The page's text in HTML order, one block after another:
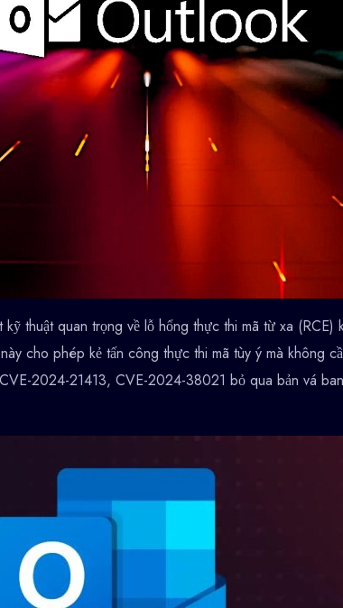
thuật quan trọng về lỗ hổng thực thi mã từ xa
cho phép kẻ tấn công thực thi mã tùy ý mà không
2024-21413, CVE-2024-38021 bỏ qua bản vá